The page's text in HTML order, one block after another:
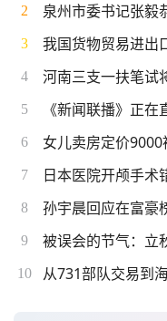
2 泉州市委书记张毅
3 我国货物贸易进出
4 河南三支一扶笔试
5 《新闻联播》正在
6 女儿卖房定价
7 日本医院开颅手术
8 孙宇晨回应在富豪
9 被误会的节气：立
10 从731部队交易到